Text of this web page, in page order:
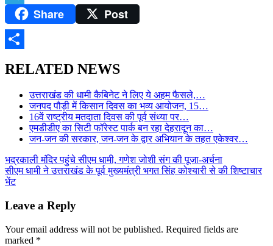
TelegramShare Post
RELATED NEWS
उत्तराखंड की धामी कैबिनेट ने लिए ये अहम फैसले,…
जनपद पौड़ी में किसान दिवस का भव्य आयोजन, 15…
16वें राष्ट्रीय मतदाता दिवस की पूर्व संध्या पर…
एमडीडीए का सिटी फॉरेस्ट पार्क बन रहा देहरादून का…
जन-जन की सरकार, जन-जन के द्वार अभियान के तहत एकेश्वर…
Post
navigation
भद्रकाली मंदिर पहुंचे सीएम धामी, गणेश जोशी संग की पूजा-अर्चना
सीएम धामी ने उत्तराखंड के पूर्व मुख्यमंत्री भगत सिंह कोश्यारी से की शिष्टाचार
भेंट
Leave a Reply
Your email address will not be published. Required fields are
marked *